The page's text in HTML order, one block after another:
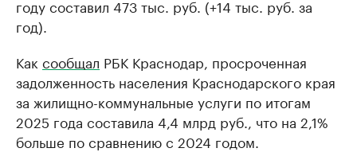
году составил 473 тыс. руб. (+14 тыс. руб. за
год).
Как сообщал РБК Краснодар, просроченная
задолженность населения Краснодарского края
за жилищно-коммунальные услуги по итогам
2025 года составила 4,4 млрд руб., что на 2,1%
больше по сравнению с 2024 годом.